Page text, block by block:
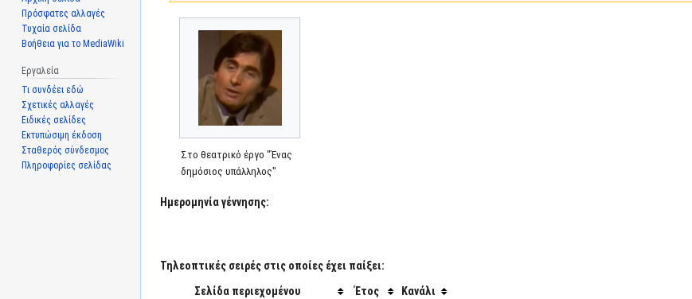
Στο θεατρικό έργο "Ένας
δημόσιος υπάλληλος"
Ημερομηνία γέννησης:
Τηλεοπτικές σειρές στις οποίες έχει παίξει:
Σελίδα περιεχομένου
Έτος
Κανάλι
Πρόσφατες αλλαγές
Τυχαία σελίδα
Βοήθεια για το MediaWiki
Εργαλεία
Τι συνδέει εδώ
Σχετικές αλλαγές
Ειδικές σελίδες
Εκτυπώσιμη έκδοση
Σταθερός σύνδεσμος
Πληροφορίες σελίδας